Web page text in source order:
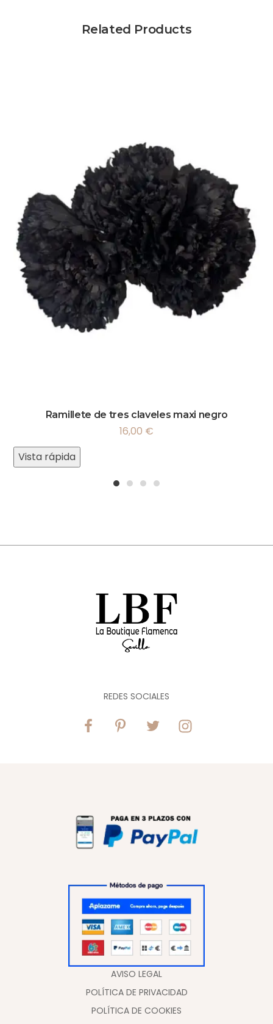
Related Products
Ramillete de tres claveles maxi negro
16,00 €
Vista rápida
REDES SOCIALES
AVISO LEGAL
POLÍTICA DE PRIVACIDAD
POLÍTICA DE COOKIES